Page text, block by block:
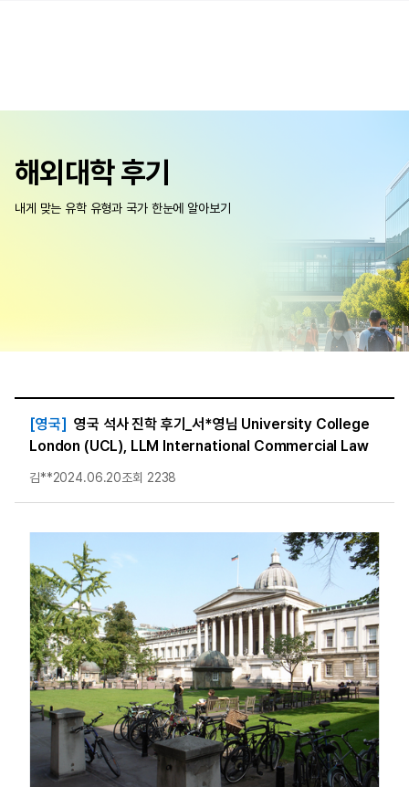
해외대학 후기
내게 맞는 유학 유형과 국가 한눈에 알아보기
[영국] 영국 석사 진학 후기_서*영님 University College
London (UCL), LLM International Commercial Law
김**2024.06.20조회 2238